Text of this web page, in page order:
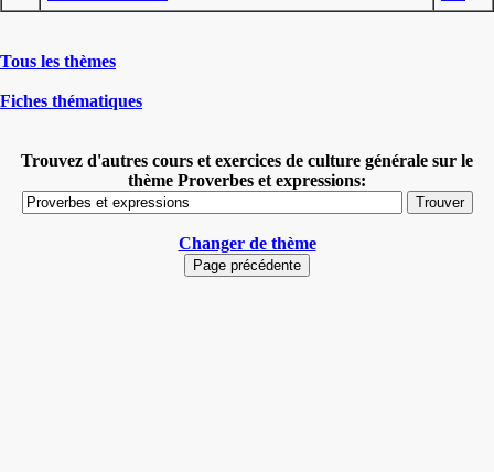
Tous les thèmes
Fiches thématiques
Trouvez d'autres cours et exercices de culture générale sur le
thème Proverbes et expressions:
Changer de thème